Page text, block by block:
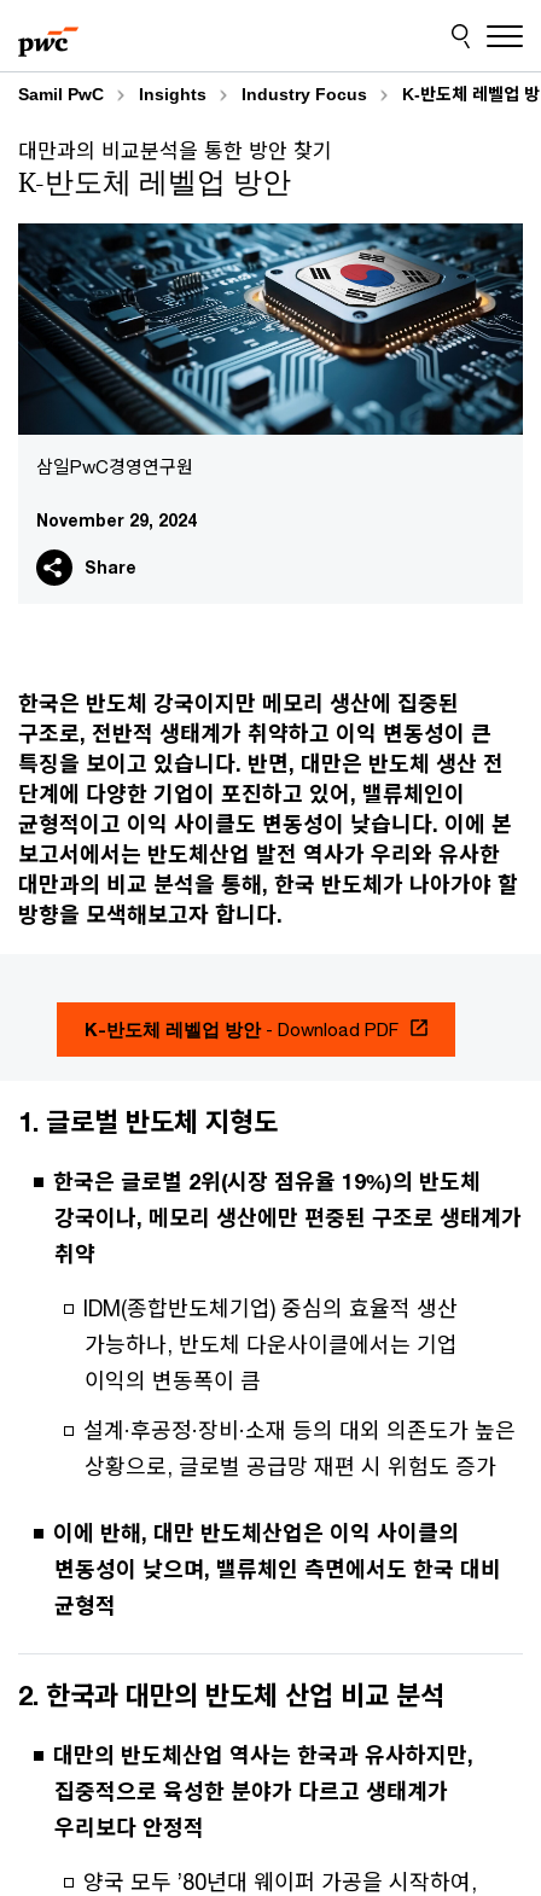
to
content
to
footer
Samil PwC Insights Industry Focus K-반도체 레벨업
대만과의 비교분석을 통한 방안 찾기
K-반도체 레벨업 방안
삼일PwC경영연구원
November 29, 2024
Share
한국은 반도체 강국이지만 메모리 생산에 집중된
구조로, 전반적 생태계가 취약하고 이익 변동성이 큰
특징을 보이고 있습니다. 반면, 대만은 반도체 생산 전
단계에 다양한 기업이 포진하고 있어, 밸류체인이
균형적이고 이익 사이클도 변동성이 낮습니다. 이에 본
보고서에서는 반도체산업 발전 역사가 우리와 유사한
대만과의 비교 분석을 통해, 한국 반도체가 나아가야 할
방향을 모색해보고자 합니다.
K-반도체 레벨업 방안 - Download PDF
1. 글로벌 반도체 지형도
한국은 글로벌 2위(시장 점유율 19%)의 반도체
강국이나, 메모리 생산에만 편중된 구조로 생태계가
취약
IDM(종합반도체기업) 중심의 효율적 생산
가능하나, 반도체 다운사이클에서는 기업
이익의 변동폭이 큼
설계·후공정·장비·소재 등의 대외 의존도가 높은
상황으로, 글로벌 공급망 재편 시 위험도 증가
이에 반해, 대만 반도체산업은 이익 사이클의
변동성이 낮으며, 밸류체인 측면에서도 한국 대비
균형적
2. 한국과 대만의 반도체 산업 비교 분석
대만의 반도체산업 역사는 한국과 유사하지만,
집중적으로 육성한 분야가 다르고 생태계가
우리보다 안정적
양국 모두 ’80년대 웨이퍼 가공을 시작하여,